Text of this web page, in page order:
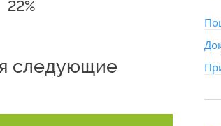
22%
следующие